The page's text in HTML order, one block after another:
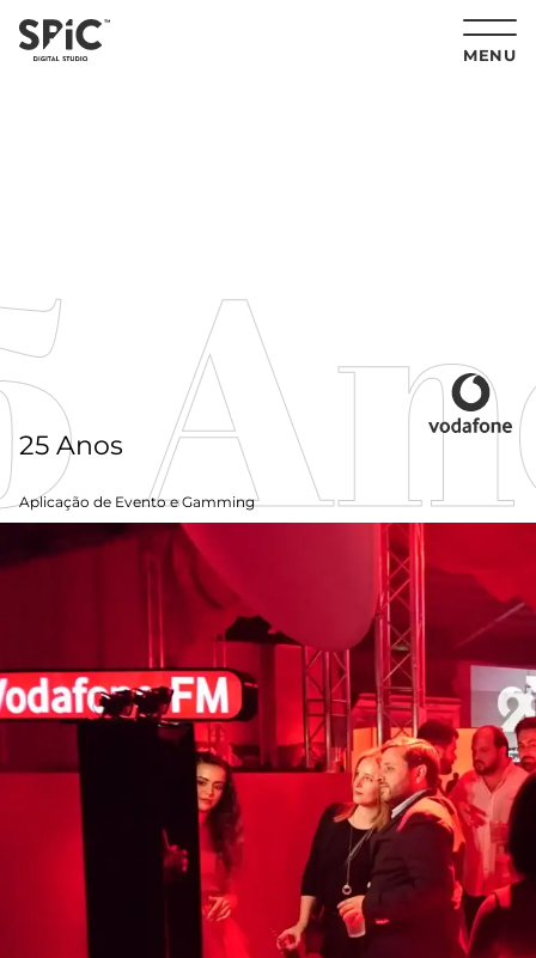
MENU
25 Anos
Aplicação de Evento e Gamming